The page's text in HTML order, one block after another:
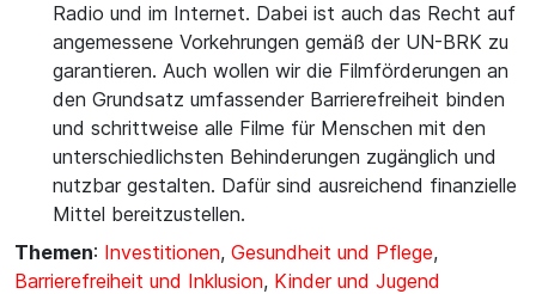
Radio und im Internet. Dabei ist auch das Recht auf
angemessene Vorkehrungen gemäß der UN-BRK zu
garantieren. Auch wollen wir die Filmförderungen an
den Grundsatz umfassender Barrierefreiheit binden
und schrittweise alle Filme für Menschen mit den
unterschiedlichsten Behinderungen zugänglich und
nutzbar gestalten. Dafür sind ausreichend finanzielle
Mittel bereitzustellen.
Themen: Investitionen, Gesundheit und Pflege,
Barrierefreiheit und Inklusion, Kinder und Jugend